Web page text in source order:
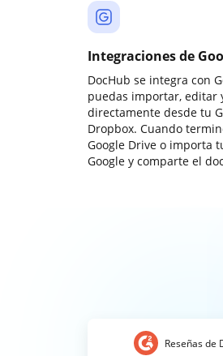
Integraciones de
DocHub se integra con
puedas importar, editar
directamente desde tu
Dropbox. Cuando
Google Drive o importa
Google y comparte el
Reseñas de